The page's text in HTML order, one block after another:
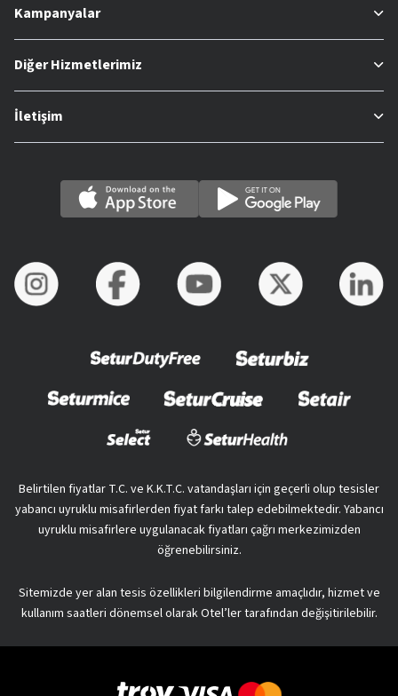
Kampanyalar
Diğer Hizmetlerimiz
İletişim
Belirtilen fiyatlar T.C. ve K.K.T.C. vatandaşları için geçerli olup tesisler
yabancı uyruklu misafirlerden fiyat farkı talep edebilmektedir. Yabancı
uyruklu misafirlere uygulanacak fiyatları çağrı merkezimizden
öğrenebilirsiniz.
Sitemizde yer alan tesis özellikleri bilgilendirme amaçlıdır, hizmet ve
kullanım saatleri dönemsel olarak Otel’ler tarafından değişitirilebilir.